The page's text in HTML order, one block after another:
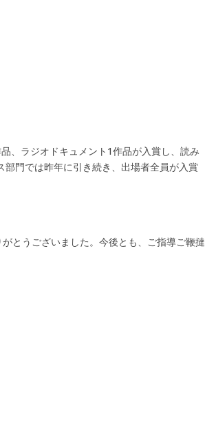
、ラジオドキュメント1作品が入賞し、読み
門では昨年に引き続き、出場者全員が入賞
とうございました。今後とも、ご指導ご鞭撻